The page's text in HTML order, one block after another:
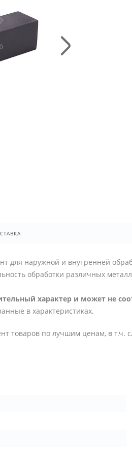
для наружной и внутренней
обработки различных
характер и может не
в характеристиках.
товаров по лучшим ценам, в